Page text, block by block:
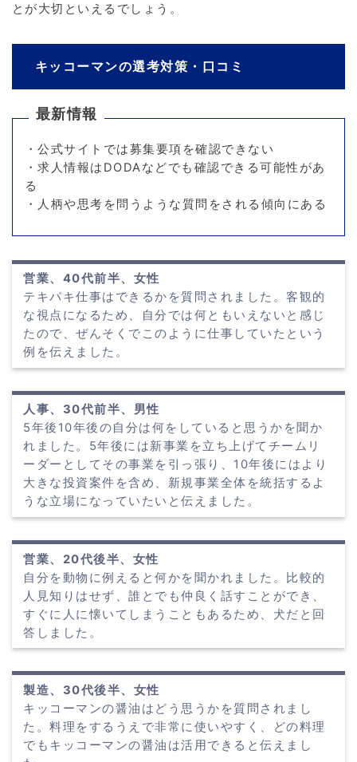
とが大切といえるでしょう。
キッコーマンの選考対策・口コミ
最新情報
・公式サイトでは募集要項を確認できない
・求人情報はDODAなどでも確認できる可能性があ
る
・人柄や思考を問うような質問をされる傾向にある
営業、40代前半、女性
テキパキ仕事はできるかを質問されました。客観的
な視点になるため、自分では何ともいえないと感じ
たので、ぜんそくでこのように仕事していたという
例を伝えました。
人事、30代前半、男性
5年後10年後の自分は何をしていると思うかを聞か
れました。5年後には新事業を立ち上げてチームリ
ーダーとしてその事業を引っ張り、10年後にはより
大きな投資案件を含め、新規事業全体を統括するよ
うな立場になっていたいと伝えました。
営業、20代後半、女性
自分を動物に例えると何かを聞かれました。比較的
人見知りはせず、誰とでも仲良く話すことができ、
すぐに人に懐いてしまうこともあるため、犬だと回
答しました。
製造、30代後半、女性
キッコーマンの醤油はどう思うかを質問されまし
た。料理をするうえで非常に使いやすく、どの料理
でもキッコーマンの醤油は活用できると伝えまし